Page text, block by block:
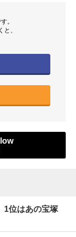
。
、
1位はあの宝塚